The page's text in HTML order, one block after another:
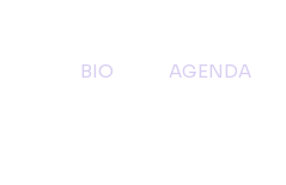
BIO AGENDA